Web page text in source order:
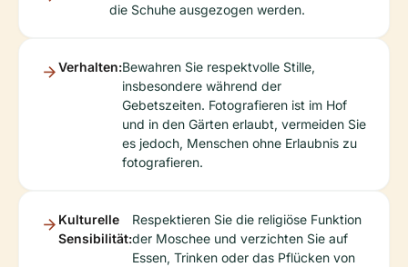
die Schuhe ausgezogen werden.
Verhalten:Bewahren Sie respektvolle Stille,
insbesondere während der
Gebetszeiten. Fotografieren ist im Hof
und in den Gärten erlaubt, vermeiden Sie
es jedoch, Menschen ohne Erlaubnis zu
fotografieren.
Kulturelle
Sensibilität:
Respektieren Sie die religiöse Funktion
der Moschee und verzichten Sie auf
Essen, Trinken oder das Pflücken von